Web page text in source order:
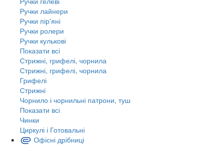
Ручки лайнери
Ручки пір'яні
Ручки ролери
Ручки кулькові
Показати всі
Стрижні, грифелі, чорнила
Стрижні, грифелі, чорнила
Грифелі
Стрижні
Чорнило і чорнильні патрони, туш
Показати всі
Чинки
Циркулі і Готовальні
Офісні дрібниці